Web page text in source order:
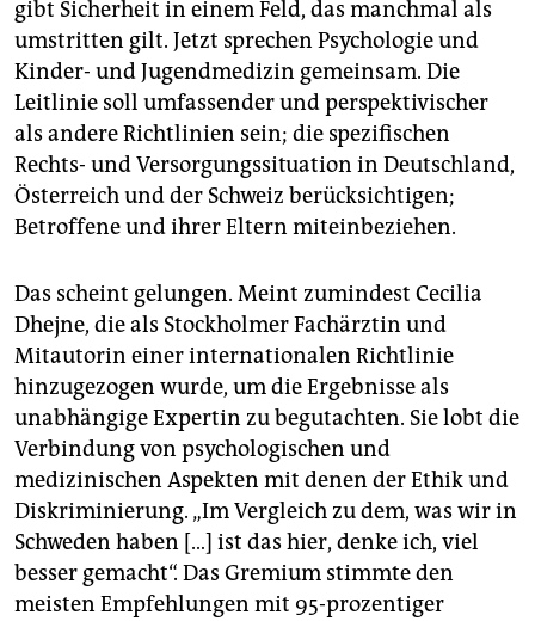
gibt Sicherheit in einem Feld, das manchmal als
umstritten gilt. Jetzt sprechen Psychologie und
Kinder- und Jugendmedizin gemeinsam. Die
Leitlinie soll umfassender und perspektivischer
als andere Richtlinien sein; die spezifischen
Rechts- und Versorgungssituation in Deutschland,
Österreich und der Schweiz berücksichtigen;
Betroffene und ihrer Eltern miteinbeziehen.
Das scheint gelungen. Meint zumindest Cecilia
Dhejne, die als Stockholmer Fachärztin und
Mitautorin einer internationalen Richtlinie
hinzugezogen wurde, um die Ergebnisse als
unabhängige Expertin zu begutachten. Sie lobt die
Verbindung von psychologischen und
medizinischen Aspekten mit denen der Ethik und
Diskriminierung. „Im Vergleich zu dem, was wir in
Schweden haben […] ist das hier, denke ich, viel
besser gemacht“. Das Gremium stimmte den
meisten Empfehlungen mit 95-prozentiger